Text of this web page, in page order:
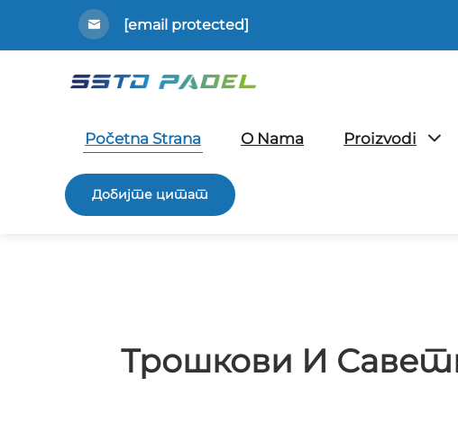
[email protected]
Početna Strana O Nama Proizvodi
Добијте цитат
Трошкови И